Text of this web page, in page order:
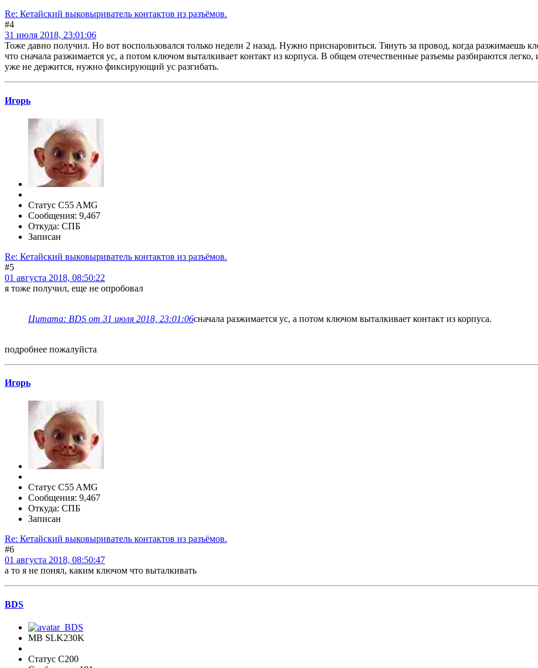
Re: Кетайский выковыриватель контактов из разъёмов.
#4
31 июля 2018, 23:01:06
Тоже давно получил. Но вот воспользовался только недели 2 назад. Нужно приснаровиться. Тянуть за провод, когда разжимаешь
что сначала разжимается ус, а потом ключом выталкивает контакт из корпуса. В общем отечественные разъемы разбираются
уже не держится, нужно фиксирующий ус разгибать.
Игорь
Статус C55 AMG
Сообщения: 9,467
Откуда: СПБ
Записан
Re: Кетайский выковыриватель контактов из разъёмов.
#5
01 августа 2018, 08:50:22
я тоже получил, еще не опробовал
Цитата: BDS от 31 июля 2018, 23:01:06сначала разжимается ус, а потом ключом выталкивает контакт из корпуса.
подробнее пожалуйста
Игорь
Статус C55 AMG
Сообщения: 9,467
Откуда: СПБ
Записан
Re: Кетайский выковыриватель контактов из разъёмов.
#6
01 августа 2018, 08:50:47
а то я не понял, каким ключом что выталкивать
BDS
MB SLK230K
Статус C200